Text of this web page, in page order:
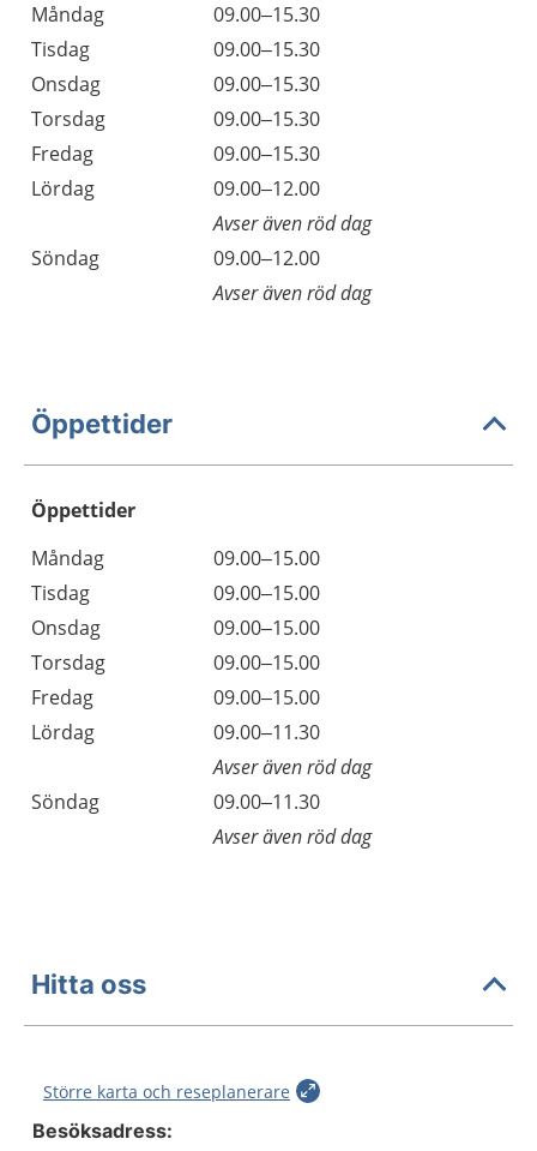
Måndag
09.00–15.30
Tisdag
09.00–15.30
Onsdag
09.00–15.30
Torsdag
09.00–15.30
Fredag
09.00–15.30
Lördag
09.00–12.00
Avser även röd dag
Söndag
09.00–12.00
Avser även röd dag
Öppettider
Öppettider
Dag
Öppettider
Kommentarer
Måndag
09.00–15.00
Tisdag
09.00–15.00
Onsdag
09.00–15.00
Torsdag
09.00–15.00
Fredag
09.00–15.00
Lördag
09.00–11.30
Avser även röd dag
Söndag
09.00–11.30
Avser även röd dag
Hitta oss
Större karta och reseplanerare
Besöksadress: